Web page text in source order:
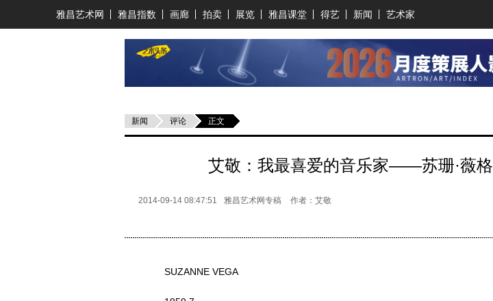
雅昌艺术网 雅昌指数 画廊 拍卖 展览 雅昌课堂 得艺 新闻 艺术家
新闻 评论 正文
艾敬：我最喜爱的音乐家——苏珊·薇格
2014-09-14 08:47:51 雅昌艺术网专稿 作者：艾敬
SUZANNE VEGA